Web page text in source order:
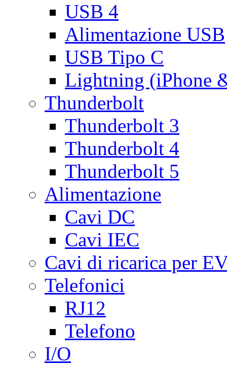
USB 4
Alimentazione USB
USB Tipo C
Lightning (iPhone
Thunderbolt
Thunderbolt 3
Thunderbolt 4
Thunderbolt 5
Alimentazione
Cavi DC
Cavi IEC
Cavi di ricarica per
Telefonici
RJ12
Telefono
I/O